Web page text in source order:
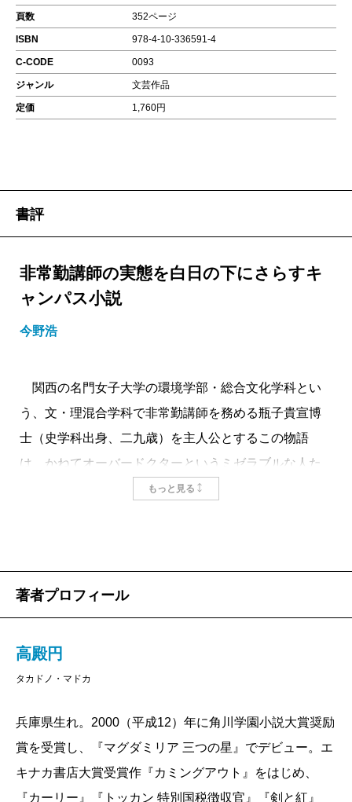
頁数 352ページ
ISBN 978-4-10-336591-4
C-CODE 0093
ジャンル 文芸作品
定価 1,760円
書評
非常勤講師の実態を白日の下にさらすキ
ャンパス小説
今野浩
関西の名門女子大学の環境学部・総合文化学科とい
う、文・理混合学科で非常勤講師を務める瓶子貴宣博
士（史学科出身、二九歳）を主人公とするこの物語
は、かねてオーバードクターというミゼラブルな人た
ちに同情してきた評者（元工学部教授）にとって、と
時職員で、九〇分の講義一コマの報酬は月額一万二千
昇給もないし、報酬が支払われるのは学期中だけであ
家賃三万五千円のアパートに住む主人公のところに
転がり込んできたのが、姉の息子・誉である。瓶子講
師は、誉少年にまともな生活をさせてやるべく、もう
一コマ多く講義を担当したいと考えていたが、突然出
もっと見る
著者プロフィール
高殿円
タカドノ・マドカ
兵庫県生れ。2000（平成12）年に角川学園小説大賞奨励
賞を受賞し、『マグダミリア 三つの星』でデビュー。エ
キナカ書店大賞受賞作『カミングアウト』をはじめ、
『カーリー』『トッカン 特別国税徴収官』『剣と紅』